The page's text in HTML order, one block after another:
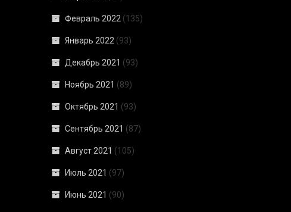
Февраль 2022 (135)
Январь 2022 (93)
Декабрь 2021 (93)
Ноябрь 2021 (89)
Октябрь 2021 (93)
Сентябрь 2021 (87)
Август 2021 (105)
Июль 2021 (97)
Июнь 2021 (90)